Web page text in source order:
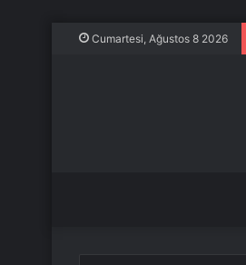
Cumartesi, Ağustos 8 2026